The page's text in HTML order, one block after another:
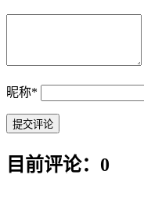
昵称*
目前评论：0